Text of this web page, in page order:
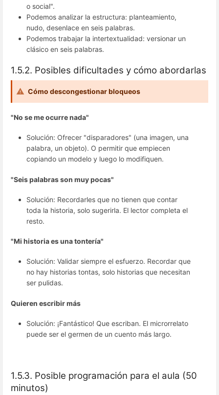
o social".
Podemos analizar la estructura: planteamiento,
nudo, desenlace en seis palabras.
Podemos trabajar la intertextualidad: versionar un
clásico en seis palabras.
1.5.2. Posibles dificultades y cómo abordarlas
Cómo descongestionar bloqueos
"No se me ocurre nada"
Solución: Ofrecer "disparadores" (una imagen, una
palabra, un objeto). O permitir que empiecen
copiando un modelo y luego lo modifiquen.
"Seis palabras son muy pocas"
Solución: Recordarles que no tienen que contar
toda la historia, solo sugerirla. El lector completa el
resto.
"Mi historia es una tontería"
Solución: Validar siempre el esfuerzo. Recordar que
no hay historias tontas, solo historias que necesitan
ser pulidas.
Quieren escribir más
Solución: ¡Fantástico! Que escriban. El microrrelato
puede ser el germen de un cuento más largo.
1.5.3. Posible programación para el aula (50
minutos)